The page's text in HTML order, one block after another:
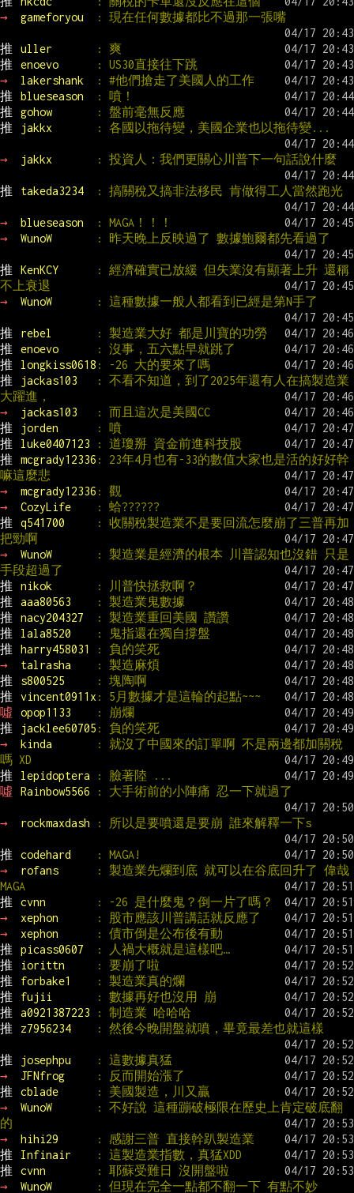
→
gameforyou : 現在任何數據都比不過那一張嘴
推 uller
: 爽
推
enoevo
: US30直接往下跳
→
lakershank
: #他們搶走了美國人的工作
推
blueseason
: 噴！
推
gohow
: 盤前毫無反應
推
jakkx : 各國以拖待變，美國企業也以拖待變...
→ jakkx : 投資人：我們更關心川普下一句話說什麼
推 takeda3234 : 搞關稅又搞非法移民 肯做得工人當然跑光
→ blueseason
: MAGA！！！
→
WunoW : 昨天晚上反映過了 數據鮑爾都先看過了
推 KenKCY
: 經濟確實已放緩 但失業沒有顯著上升 還稱
不上衰退
→
WunoW : 這種數據一般人都看到已經是第N手了
推 rebel
: 製造業大好 都是川寶的功勞
推
enoevo
: 沒事，五六點早就跳了
推
longkiss0618 : -26 大的要來了嗎
推
jackas103
: 不看不知道，到了2025年還有人在搞製造業
大躍進，
→
jackas103
: 而且這次是美國CC
推
jorden
: 噴
推
luke0407123
: 道瓊掰 資金前進科技股
推
mcgrady12336 : 23年4月也有-33的數值大家也是活的好好幹
嘛這麼悲
→
mcgrady12336 : 觀
→
CozyLife
: 蛤??????
推
q541700
: 收關稅製造業不是要回流怎麼崩了三普再加
把勁啊
→
WunoW
: 製造業是經濟的根本 川普認知也沒錯 只是
手段超過了
推
nikok
: 川普快拯救啊？
推
aaa80563
: 製造業鬼數據
推
nacy204327
: 製造業重回美國 讚讚
推
lala8520
: 鬼指還在獨自撐盤
推
harry458031
: 負的笑死
→
talrasha
: 製造麻煩
推
s800525
: 塊陶啊
推
vincent0911x : 5月數據才是這輪的起點~~~
噓
opop1133
: 崩爛
推
jacklee60705 : 負的笑死
→
kinda
: 就沒了中國來的訂單啊 不是兩邊都加關稅
嗎 XD
推
lepidoptera
: 臉著陸 ...
噓
Rainbow5566 : 大手術前的小陣痛 忍一下就過了
→ rockmaxdash : 所以是要噴還是要崩 誰來解釋一下s
推 codehard
: MAGA!
→
rofans
: 製造業先爛到底 就可以在谷底回升了 偉哉
MAGA
推
cvnn
: -26 是什麼鬼？倒一片了嗎？
→
xephon
: 股市應該川普講話就反應了
→
xephon
: 債市倒是公布後有動
推
picass0607
: 人禍大概就是這樣吧…
推
iorittn
: 要崩了啦
推
forbake1
: 製造業真的爛
推
fujii
: 數據再好也沒用 崩
推
a0921387223
: 制造業 哈哈哈
推
z7956234 : 然後今晚開盤就噴，畢竟最差也就這樣
推 josephpu
: 這數據真猛
→
JFNfrog
: 反而開始漲了
推
cblade
: 美國製造，川又贏
→
WunoW
: 不好說 這種蹦破極限在歷史上肯定破底翻
的
→
hihi29
: 感謝三普 直接幹趴製造業
推
Infinair
: 這製造業指數，真猛XDD
推
cvnn
: 耶蘇受難日 沒開盤啦
→
WunoW : 但現在完全一點都不翻一下 有點不妙